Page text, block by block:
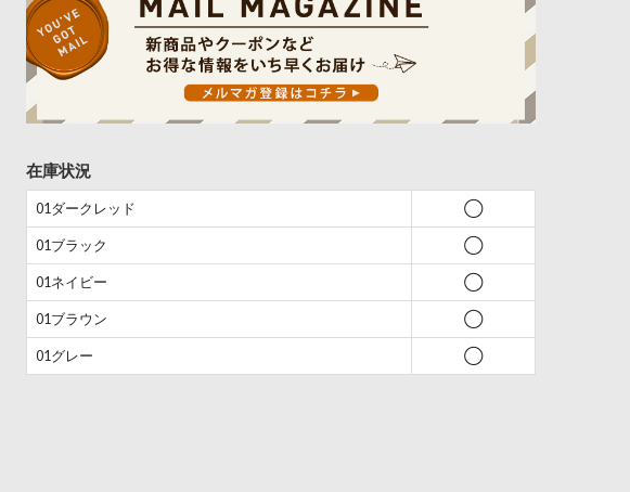
在庫状況
01ダークレッド ◯
01ブラック ◯
01ネイビー ◯
01ブラウン ◯
01グレー ◯